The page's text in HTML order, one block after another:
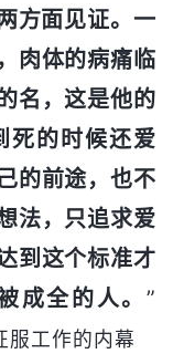
方面见证。一
肉体的病痛临
名，这是他的
死的时候还爱
的前途，也不
法，只追求爱
到这个标准才
成全的人。 ”
服工作的内幕